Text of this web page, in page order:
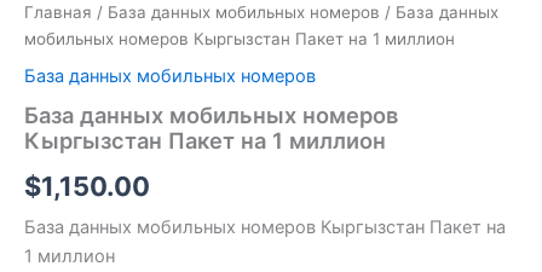
Главная / База данных мобильных номеров / База данных
мобильных номеров Кыргызстан Пакет на 1 миллион
База данных мобильных номеров
База данных мобильных номеров
Кыргызстан Пакет на 1 миллион
$1,150.00
База данных мобильных номеров Кыргызстан Пакет на
1 миллион